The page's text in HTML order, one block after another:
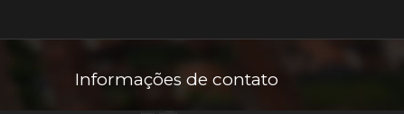
Informações de contato